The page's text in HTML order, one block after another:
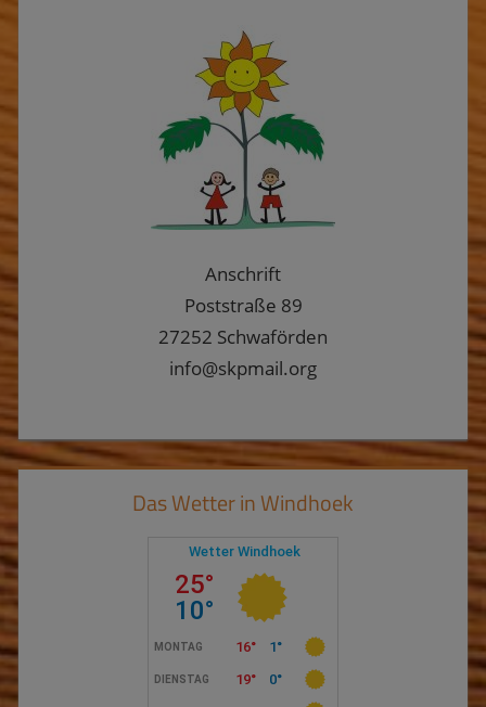
Anschrift
Poststraße 89
27252 Schwaförden
info@skpmail.org
Das Wetter in Windhoek